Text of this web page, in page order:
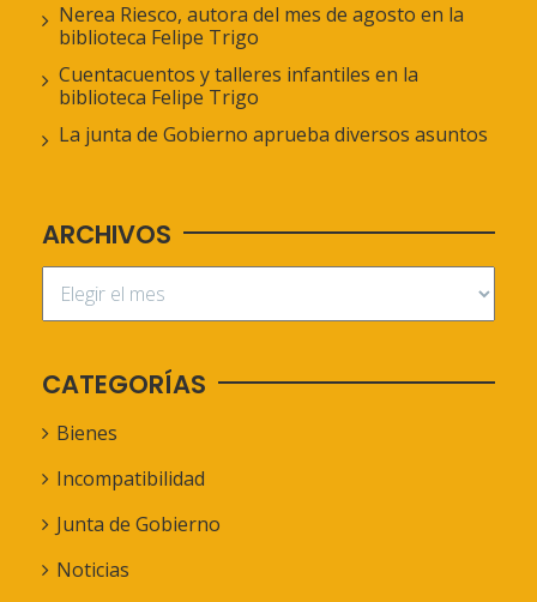
Nerea Riesco, autora del mes de agosto en la
biblioteca Felipe Trigo
Cuentacuentos y talleres infantiles en la
biblioteca Felipe Trigo
La junta de Gobierno aprueba diversos asuntos
ARCHIVOS
CATEGORÍAS
Bienes
Incompatibilidad
Junta de Gobierno
Noticias